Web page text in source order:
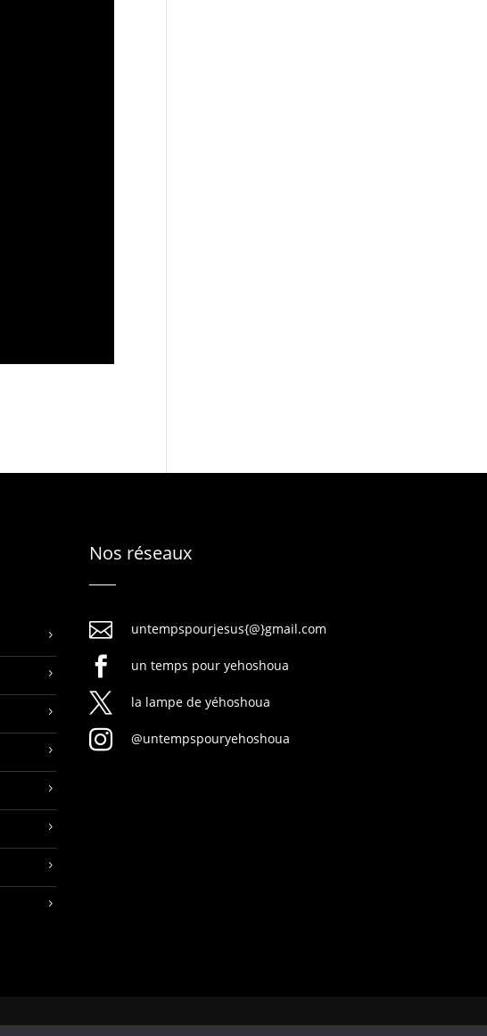
Nos réseaux
 untempspourjesus{@}gmail.com
 un temps pour yehoshoua
 la lampe de yéhoshoua
 @untempspouryehoshoua
Mentions légales|Politique de confidentialité